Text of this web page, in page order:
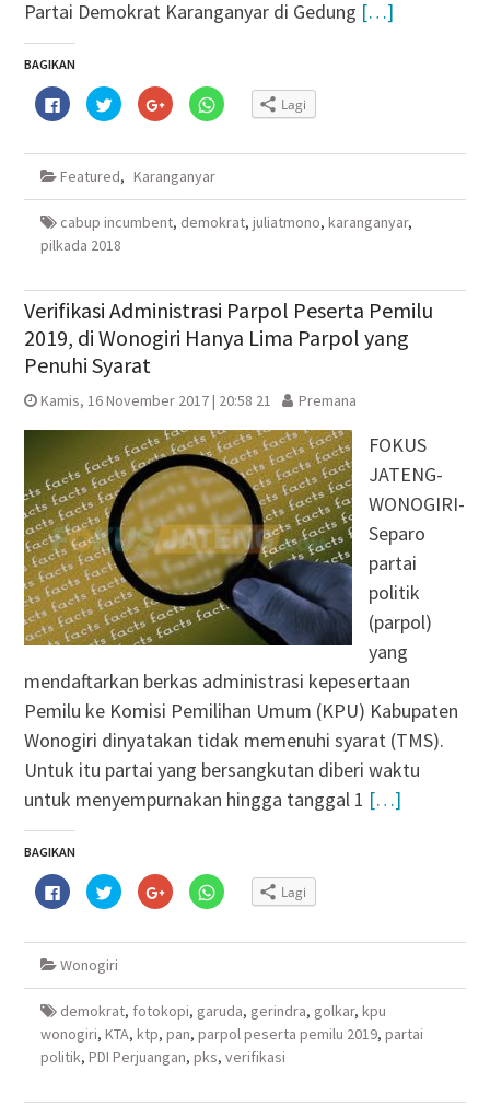
Partai Demokrat Karanganyar di Gedung […]
BAGIKAN
Klik
untuk
membagikan
Facebook(Membuka
jendela
baru)
Klik
untuk
berbagi
Twitter(Membuka
jendela
baru)
Klik
untuk
berbagi
Google+
di
yang
baru)
Klik
untuk
WhatsApp(Membuka
baru)
Lagi
Featured, Karanganyar
cabup incumbent, demokrat, juliatmono, karanganyar,
pilkada 2018
Verifikasi Administrasi Parpol Peserta Pemilu
2019, di Wonogiri Hanya Lima Parpol yang
Penuhi Syarat
Kamis, 16 November 2017 | 20:58 21 Premana
FOKUS
JATENG-
WONOGIRI-
Separo
partai
politik
(parpol)
yang
mendaftarkan berkas administrasi kepesertaan
Pemilu ke Komisi Pemilihan Umum (KPU) Kabupaten
Wonogiri dinyatakan tidak memenuhi syarat (TMS).
Untuk itu partai yang bersangkutan diberi waktu
untuk menyempurnakan hingga tanggal 1 […]
BAGIKAN
Klik
untuk
membagikan
Facebook(Membuka
jendela
baru)
Klik
untuk
berbagi
Twitter(Membuka
jendela
baru)
Klik
untuk
berbagi
Google+
yang
baru)
Klik
untuk
WhatsApp(Membuka
baru)
Lagi
Wonogiri
demokrat, fotokopi, garuda, gerindra, golkar, kpu
wonogiri, KTA, ktp, pan, parpol peserta pemilu 2019, partai
politik, PDI Perjuangan, pks, verifikasi